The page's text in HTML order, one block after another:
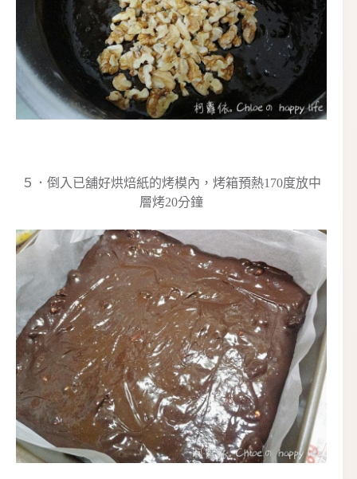
５．倒入已舖好烘焙紙的烤模內，烤箱預熱170度放中
層烤20分鐘